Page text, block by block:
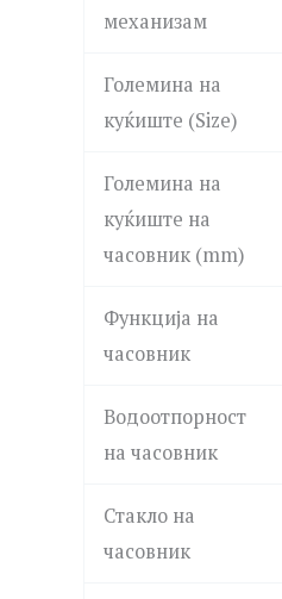
механизам
Големина на
куќиште (Size)
Големина на
куќиште на
часовник (mm)
Функција на
часовник
Водоотпорност
на часовник
Стакло на
часовник